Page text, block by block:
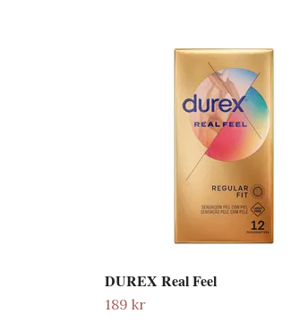
DUREX Real Feel
189 kr